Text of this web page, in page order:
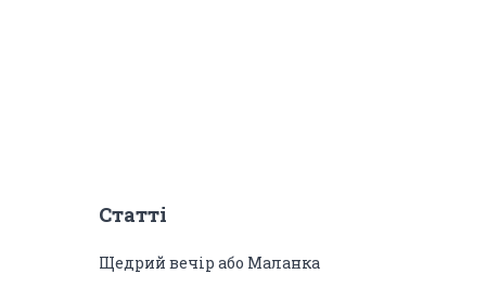
Статті
Щедрий вечір або Маланка